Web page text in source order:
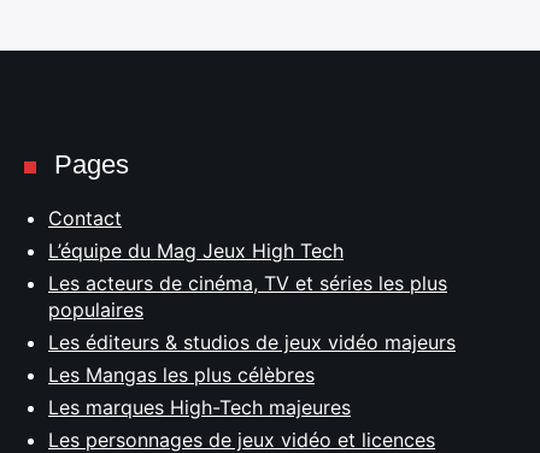
Pages
Contact
L’équipe du Mag Jeux High Tech
Les acteurs de cinéma, TV et séries les plus
populaires
Les éditeurs & studios de jeux vidéo majeurs
Les Mangas les plus célèbres
Les marques High-Tech majeures
Les personnages de jeux vidéo et licences